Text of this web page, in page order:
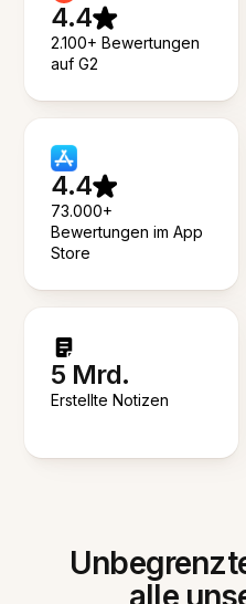
4.4
2.100+ Bewertungen
auf G2
4.4
73.000+
Bewertungen im App
Store
5 Mrd.
Erstellte Notizen
alle